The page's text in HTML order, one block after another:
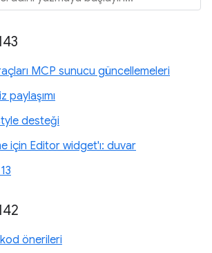
MCP sunucu güncellemeleri
paylaşımı
desteği
için Editor widget'ı: duvar
önerileri